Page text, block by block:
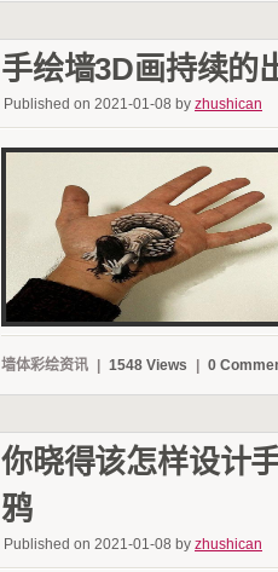
手绘墙3D画持续的
Published on 2021-01-08 by zhushican
墙体彩绘资讯 | 1548 Views | 0
你晓得该怎样设计
鸦
Published on 2021-01-08 by zhushican